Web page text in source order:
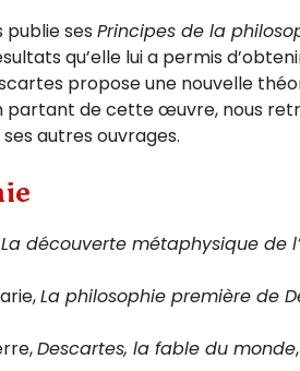
publie ses Principes de la
qu’elle lui a permis
propose une nouvelle
partant de cette œuvre, nous
autres ouvrages.
La découverte métaphysique de
La philosophie première de
Descartes, la fable du monde